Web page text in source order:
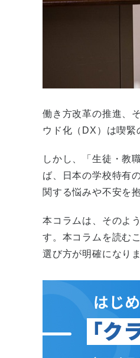
働き方改革の推進、
ウド化（DX）は喫緊
しかし、「生徒・教
ば、日本の学校特有
関する悩みや不安を
本コラムは、そのよ
す。本コラムを読む
選び方が明確になりま